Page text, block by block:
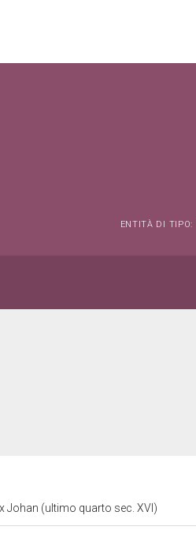
ENTITÀ DI TIPO:
Johan (ultimo quarto sec. XVI)